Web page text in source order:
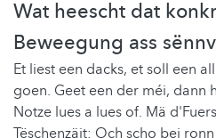
Wat heescht dat
Beweegung ass
Et liest een dacks, et soll een
goen. Geet een der méi, dann
Notze lues a lues of. Mä
Tëschenzäit: Och scho bei